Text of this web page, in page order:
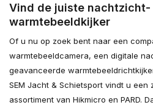
Vind de juiste
warmtebeeldkijker
Of u nu op zoek bent naar een
warmtebeeldcamera, een digitale
geavanceerde
SEM Jacht & Schietsport vindt u
assortiment van Hikmicro en PARD.